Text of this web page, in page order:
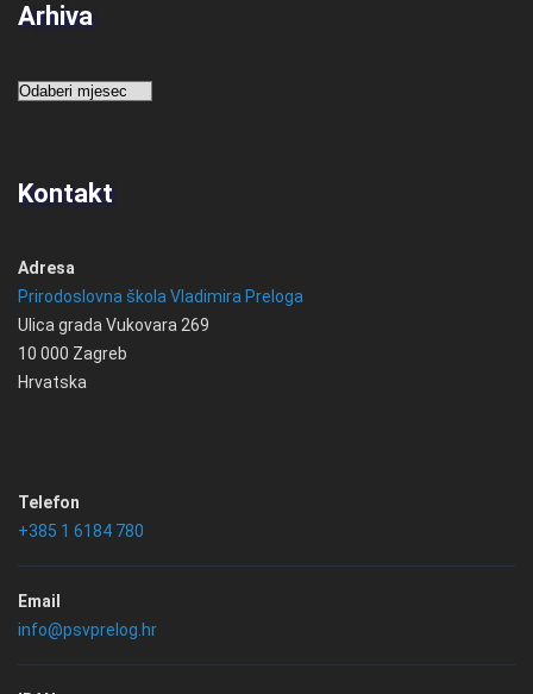
Arhiva
Arhiva
Kontakt
Adresa
Prirodoslovna škola Vladimira Preloga
Ulica grada Vukovara 269
10 000 Zagreb
Hrvatska
Telefon
+385 1 6184 780
Email
info@psvprelog.hr